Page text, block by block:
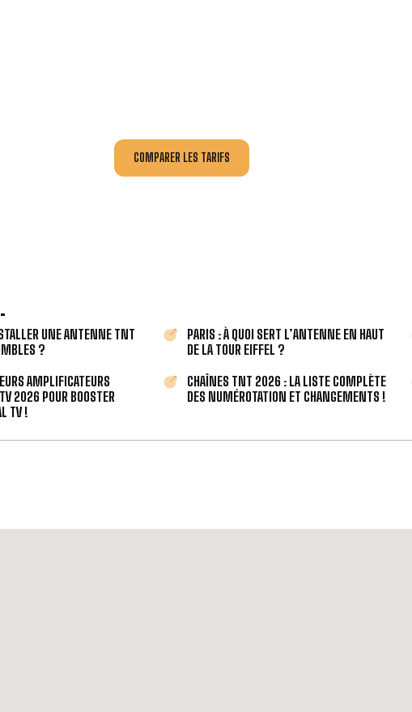
COMPARER LES TARIFS
UNE ANTENNE TNT
?
PARIS : À QUOI SERT L’ANTENNE EN HAUT
DE LA TOUR EIFFEL ?
AMPLIFICATEURS
2026 POUR BOOSTER
TV !
CHAÎNES TNT 2026 : LA LISTE COMPLÈTE
DES NUMÉROTATION ET CHANGEMENTS !